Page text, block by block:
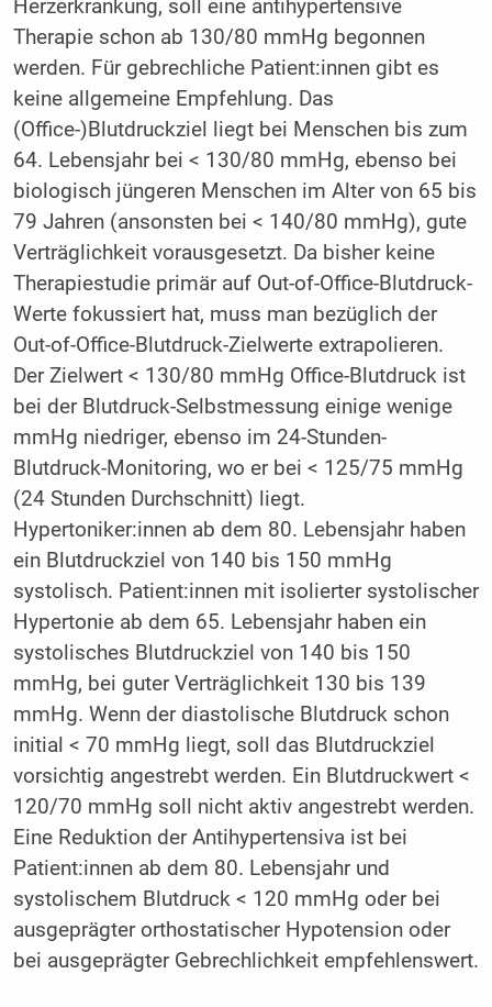
Herzerkrankung, soll eine antihypertensive
Therapie schon ab 130/80 mmHg begonnen
werden. Für gebrechliche Patient:innen gibt es
keine allgemeine Empfehlung. Das
(Office-)Blutdruckziel liegt bei Menschen bis zum
64. Lebensjahr bei < 130/80 mmHg, ebenso bei
biologisch jüngeren Menschen im Alter von 65 bis
79 Jahren (ansonsten bei < 140/80 mmHg), gute
Verträglichkeit vorausgesetzt. Da bisher keine
Therapiestudie primär auf Out-of-Office-Blutdruck-
Werte fokussiert hat, muss man bezüglich der
Out-of-Office-Blutdruck-Zielwerte extrapolieren.
Der Zielwert < 130/80 mmHg Office-Blutdruck ist
bei der Blutdruck-Selbstmessung einige wenige
mmHg niedriger, ebenso im 24-Stunden-
Blutdruck-Monitoring, wo er bei < 125/75 mmHg
(24 Stunden Durchschnitt) liegt.
Hypertoniker:innen ab dem 80. Lebensjahr haben
ein Blutdruckziel von 140 bis 150 mmHg
systolisch. Patient:innen mit isolierter systolischer
Hypertonie ab dem 65. Lebensjahr haben ein
systolisches Blutdruckziel von 140 bis 150
mmHg, bei guter Verträglichkeit 130 bis 139
mmHg. Wenn der diastolische Blutdruck schon
initial < 70 mmHg liegt, soll das Blutdruckziel
vorsichtig angestrebt werden. Ein Blutdruckwert <
120/70 mmHg soll nicht aktiv angestrebt werden.
Eine Reduktion der Antihypertensiva ist bei
Patient:innen ab dem 80. Lebensjahr und
systolischem Blutdruck < 120 mmHg oder bei
ausgeprägter orthostatischer Hypotension oder
bei ausgeprägter Gebrechlichkeit empfehlenswert.